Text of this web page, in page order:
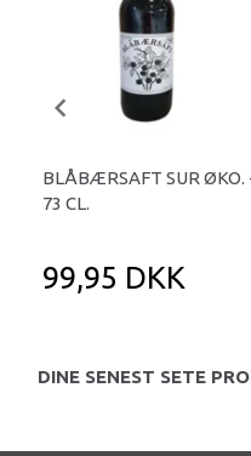
BLÅBÆRSAFT SUR ØKO.
73 CL.
99,95 DKK
DINE SENEST SETE